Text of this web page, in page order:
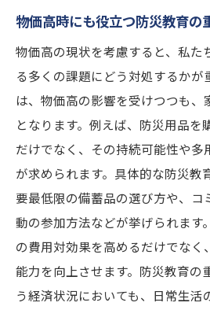
災害時の必需品チェック
信頼できる防災用品の
中古品や再利用可能な
法
防災用品の適切なメン
家族を守るための防災知識
家族全員で取り組む防
子どもと一緒に考える
高齢者やペットに配慮
家族のためのコミュニ
防災と物価高を両立さ
物価高時にも役立つ防災教育の
物価高の現状を考慮すると、私た
る多くの課題にどう対処するかが
は、物価高の影響を受けつつも、
となります。例えば、防災用品を
だけでなく、その持続可能性や多
が求められます。具体的な防災教
要最低限の備蓄品の選び方や、コ
動の参加方法などが挙げられます
の費用対効果を高めるだけでなく
能力を向上させます。防災教育の
う経済状況においても、日常生活